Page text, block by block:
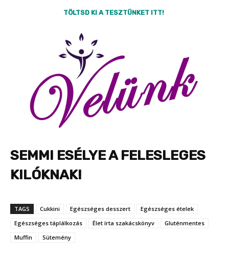
TÖLTSD KI A TESZTÜNKET ITT!
SEMMI ESÉLYE A FELESLEGES
KILÓKNAK!
TAGS Cukkini Egészséges desszert
Egészséges ételek
Egészséges táplálkozás
Élet írta szakácskönyv
Gluténmentes
Muffin
Sütemény